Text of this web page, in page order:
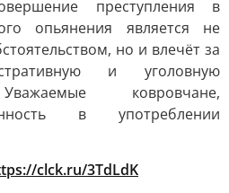
преступления в
опьянения является не
но и влечёт за
и уголовную
ковровчане,
в употреблении
clck.ru/3TdLdK